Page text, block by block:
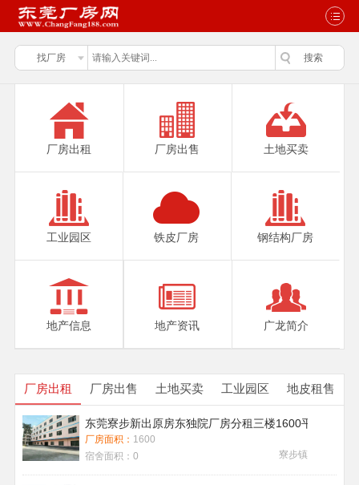
厂房出租 厂房出售 土地买卖
工业园区 铁皮厂房 钢结构厂房
地产信息 地产资讯 广龙简介
厂房出租 厂房出售 土地买卖 工业园区 地皮租售
东莞寮步新出原房东独院厂房分租三楼1600平方带地
厂房面积： 1600
宿舍面积： 0 寮步镇